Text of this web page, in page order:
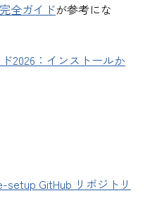
全ガイドが参考にな
2026：インストールか
GitHub リポジトリ